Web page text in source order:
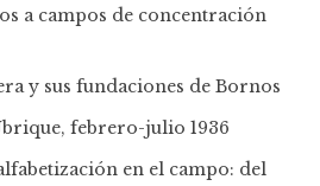
a campos de concentración
y sus fundaciones de Bornos
febrero-julio 1936
en el campo: del